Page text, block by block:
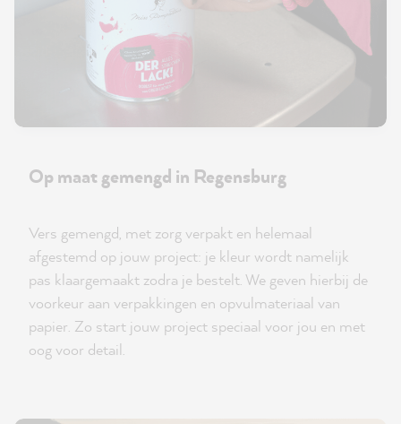
Op maat gemengd in Regensburg
Vers gemengd, met zorg verpakt en helemaal
afgestemd op jouw project: je kleur wordt namelijk
pas klaargemaakt zodra je bestelt. We geven hierbij de
voorkeur aan verpakkingen en opvulmateriaal van
papier. Zo start jouw project speciaal voor jou en met
oog voor detail.